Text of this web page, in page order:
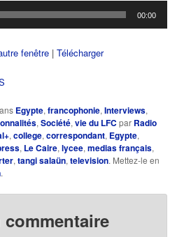
00:00
fenêtre |Télécharger
Egypte,francophonie,Interviews,
,Société,vie du LFC par Radio
,college,correspondant, Egypte,
, Le Caire,lycee,medias français,
,tangi salaün,television. Mettez-le en
.